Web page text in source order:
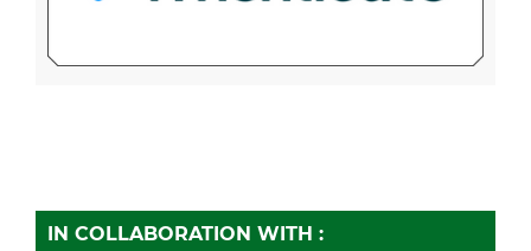
IN COLLABORATION WITH :